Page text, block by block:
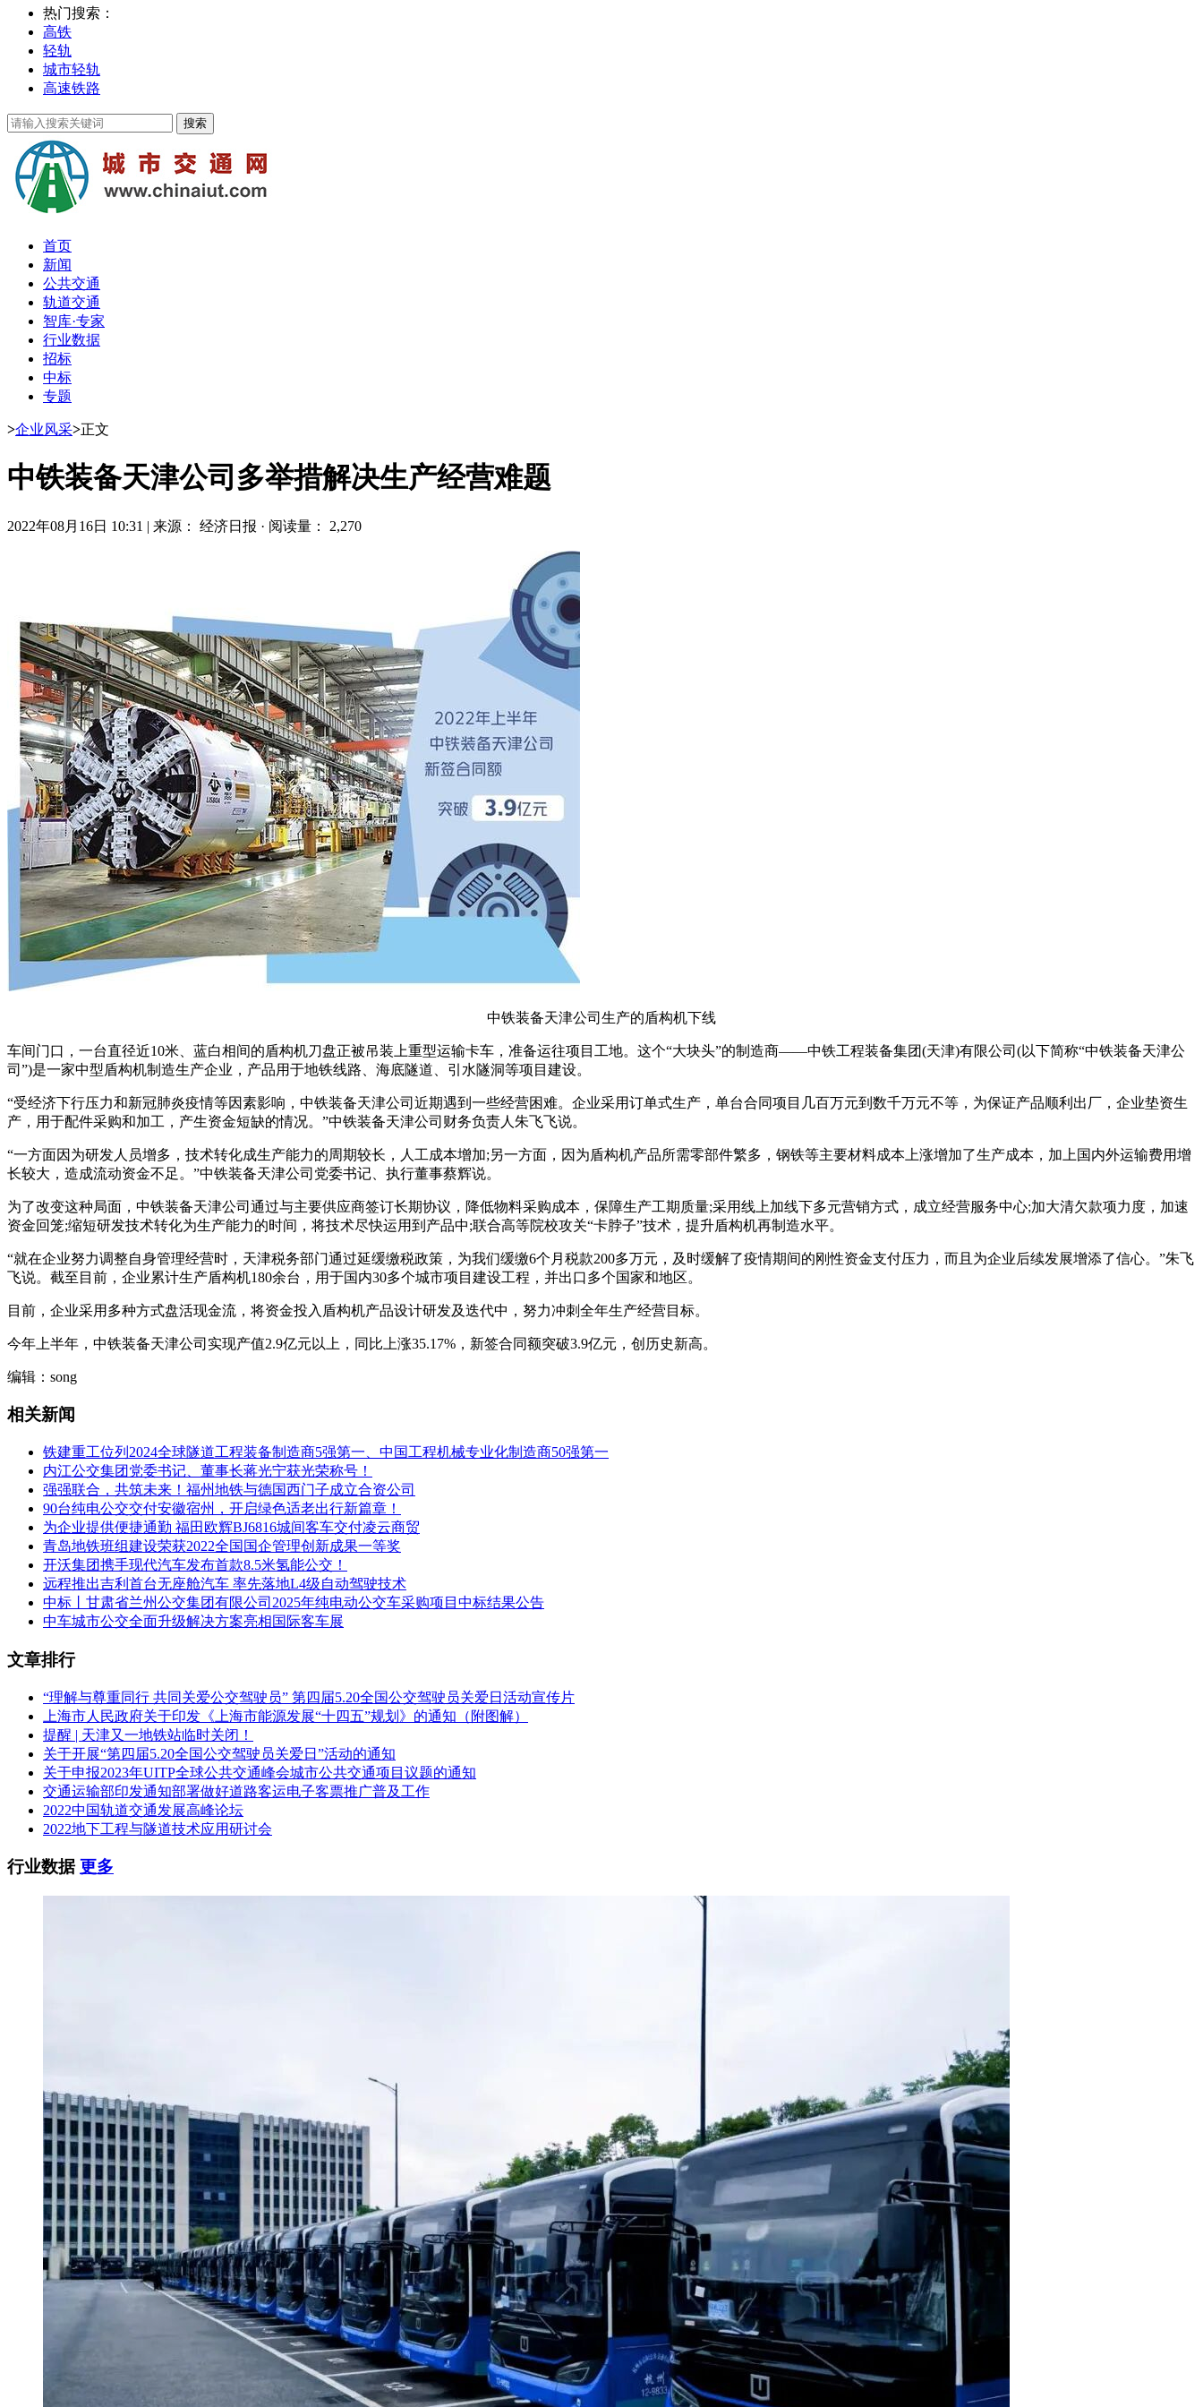
热门搜索：
高铁
轻轨
城市轻轨
高速铁路
首页
新闻
公共交通
轨道交通
智库·专家
行业数据
招标
中标
专题
>企业风采>正文
中铁装备天津公司多举措解决生产经营难题
2022年08月16日 10:31 | 来源： 经济日报 · 阅读量： 2,270
中铁装备天津公司生产的盾构机下线
车间门口，一台直径近10米、蓝白相间的盾构机刀盘正被吊装上重型运输卡车，准备运往项目工地。这个“大块头”的制造商——中铁工程装备集团(天津)有限公司(以下简称“中铁装备天津公
司”)是一家中型盾构机制造生产企业，产品用于地铁线路、海底隧道、引水隧洞等项目建设。
“受经济下行压力和新冠肺炎疫情等因素影响，中铁装备天津公司近期遇到一些经营困难。企业采用订单式生产，单台合同项目几百万元到数千万元不等，为保证产品顺利出厂，企业垫资生
产，用于配件采购和加工，产生资金短缺的情况。”中铁装备天津公司财务负责人朱飞飞说。
“一方面因为研发人员增多，技术转化成生产能力的周期较长，人工成本增加;另一方面，因为盾构机产品所需零部件繁多，钢铁等主要材料成本上涨增加了生产成本，加上国内外运输费用增
长较大，造成流动资金不足。”中铁装备天津公司党委书记、执行董事蔡辉说。
为了改变这种局面，中铁装备天津公司通过与主要供应商签订长期协议，降低物料采购成本，保障生产工期质量;采用线上加线下多元营销方式，成立经营服务中心;加大清欠款项力度，加速
资金回笼;缩短研发技术转化为生产能力的时间，将技术尽快运用到产品中;联合高等院校攻关“卡脖子”技术，提升盾构机再制造水平。
“就在企业努力调整自身管理经营时，天津税务部门通过延缓缴税政策，为我们缓缴6个月税款200多万元，及时缓解了疫情期间的刚性资金支付压力，而且为企业后续发展增添了信心。”朱飞
飞说。截至目前，企业累计生产盾构机180余台，用于国内30多个城市项目建设工程，并出口多个国家和地区。
目前，企业采用多种方式盘活现金流，将资金投入盾构机产品设计研发及迭代中，努力冲刺全年生产经营目标。
今年上半年，中铁装备天津公司实现产值2.9亿元以上，同比上涨35.17%，新签合同额突破3.9亿元，创历史新高。
编辑：song
相关新闻
铁建重工位列2024全球隧道工程装备制造商5强第一、中国工程机械专业化制造商50强第一
内江公交集团党委书记、董事长蒋光宁获光荣称号！
强强联合，共筑未来！福州地铁与德国西门子成立合资公司
90台纯电公交交付安徽宿州，开启绿色适老出行新篇章！
为企业提供便捷通勤 福田欧辉BJ6816城间客车交付凌云商贸
青岛地铁班组建设荣获2022全国国企管理创新成果一等奖
开沃集团携手现代汽车发布首款8.5米氢能公交！
远程推出吉利首台无座舱汽车 率先落地L4级自动驾驶技术
中标丨甘肃省兰州公交集团有限公司2025年纯电动公交车采购项目中标结果公告
中车城市公交全面升级解决方案亮相国际客车展
文章排行
“理解与尊重同行 共同关爱公交驾驶员” 第四届5.20全国公交驾驶员关爱日活动宣传片
上海市人民政府关于印发《上海市能源发展“十四五”规划》的通知（附图解）
提醒 | 天津又一地铁站临时关闭！
关于开展“第四届5.20全国公交驾驶员关爱日”活动的通知
关于申报2023年UITP全球公共交通峰会城市公共交通项目议题的通知
交通运输部印发通知部署做好道路客运电子客票推广普及工作
2022中国轨道交通发展高峰论坛
2022地下工程与隧道技术应用研讨会
行业数据更多